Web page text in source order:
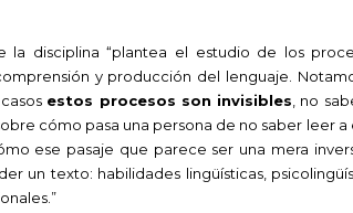
la disciplina “plantea el estudio de los
y producción del lenguaje.
estos procesos son invisibles , no
cómo pasa una persona de no saber leer
ese pasaje que parece ser una mera
un texto: habilidades lingüísticas,